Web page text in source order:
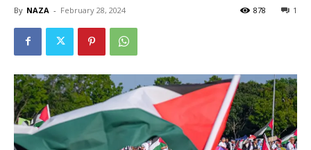
By NAZA - February 28, 2024 1
878